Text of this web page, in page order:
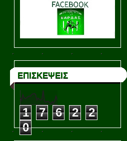
ΕΠΙΣΚΕΨΕΙΣ
1 7 6 2
2
0